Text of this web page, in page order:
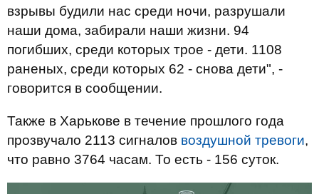
взрывы будили нас среди ночи, разрушали
наши дома, забирали наши жизни. 94
погибших, среди которых трое - дети. 1108
раненых, среди которых 62 - снова дети", -
говорится в сообщении.
Также в Харькове в течение прошлого года
прозвучало 2113 сигналов воздушной тревоги,
что равно 3764 часам. То есть - 156 суток.